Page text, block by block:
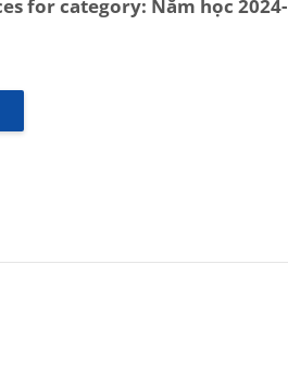
for category: Năm học 2024-